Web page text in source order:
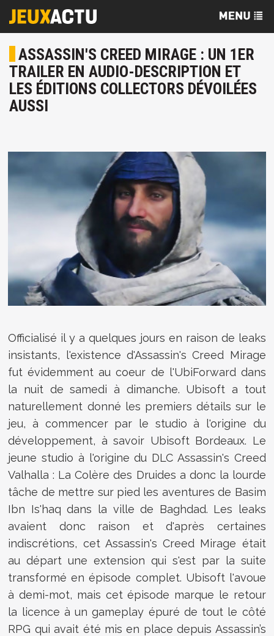
ASSASSIN'S CREED MIRAGE : UN 1ER
TRAILER EN AUDIO-DESCRIPTION ET
LES ÉDITIONS COLLECTORS DÉVOILÉES
AUSSI
Officialisé il y a quelques jours en raison de leaks
insistants, l'existence d'Assassin's Creed Mirage
fut évidemment au coeur de l'UbiForward dans
la nuit de samedi à dimanche. Ubisoft a tout
naturellement donné les premiers détails sur le
jeu, à commencer par le studio à l'origine du
développement, à savoir Ubisoft Bordeaux. Le
jeune studio à l'origine du DLC Assassin's Creed
Valhalla : La Colère des Druides a donc la lourde
tâche de mettre sur pied les aventures de Basim
Ibn Is'haq dans la ville de Baghdad. Les leaks
avaient donc raison et d'après certaines
indiscrétions, cet Assassin's Creed Mirage était
au départ une extension qui s'est par la suite
transformé en épisode complet. Ubisoft l'avoue
à demi-mot, mais cet épisode marque le retour
la licence à un gameplay épuré de tout le côté
RPG qui avait été mis en place depuis Assassin’s